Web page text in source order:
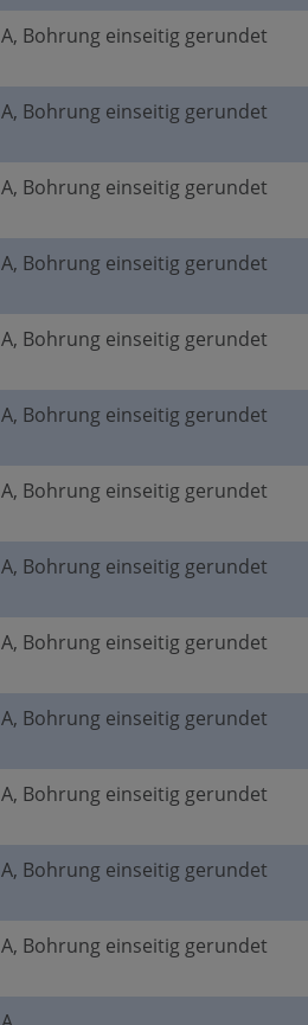
A, Bohrung einseitig gerundet
A, Bohrung einseitig gerundet
A, Bohrung einseitig gerundet
A, Bohrung einseitig gerundet
A, Bohrung einseitig gerundet
A, Bohrung einseitig gerundet
A, Bohrung einseitig gerundet
A, Bohrung einseitig gerundet
A, Bohrung einseitig gerundet
A, Bohrung einseitig gerundet
A, Bohrung einseitig gerundet
A, Bohrung einseitig gerundet
A, Bohrung einseitig gerundet